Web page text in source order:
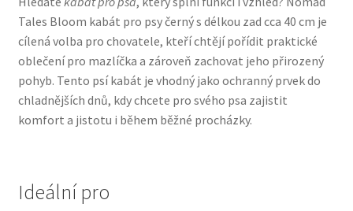
Ortopedické pelíšky
Přepravky pro psy
Purizon pro psy — Vysoký obsah masa, bez obilovin
Veterinární dieta pro psy
Tales Bloom kabát pro psy černý s délkou zad cca 40 cm je
cílená volba pro chovatele, kteří chtějí pořídit praktické
oblečení pro mazlíčka a zároveň zachovat jeho přirozený
pohyb. Tento psí kabát je vhodný jako ochranný prvek do
chladnějších dnů, kdy chcete pro svého psa zajistit
komfort a jistotu i během běžné procházky.
Ideální pro